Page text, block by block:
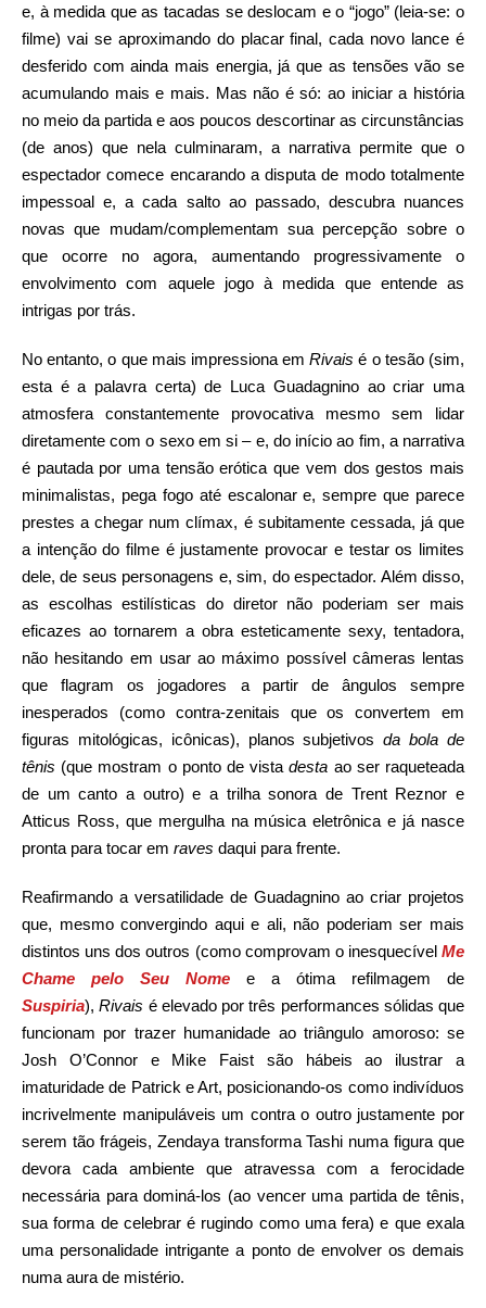
e, à medida que as tacadas se deslocam e o “jogo” (leia-se: o
filme) vai se aproximando do placar final, cada novo lance é
desferido com ainda mais energia, já que as tensões vão se
acumulando mais e mais. Mas não é só: ao iniciar a história
no meio da partida e aos poucos descortinar as circunstâncias
(de anos) que nela culminaram, a narrativa permite que o
espectador comece encarando a disputa de modo totalmente
impessoal e, a cada salto ao passado, descubra nuances
novas que mudam/complementam sua percepção sobre o
que ocorre no agora, aumentando progressivamente o
envolvimento com aquele jogo à medida que entende as
intrigas por trás.
No entanto, o que mais impressiona emRivaisé o tesão (sim,
esta é a palavra certa) de Luca Guadagnino ao criar uma
atmosfera constantemente provocativa mesmo sem lidar
diretamente com o sexo em si – e, do início ao fim, a narrativa
é pautada por uma tensão erótica que vem dos gestos mais
minimalistas, pega fogo até escalonar e, sempre que parece
prestes a chegar num clímax, é subitamente cessada, já que
a intenção do filme é justamente provocar e testar os limites
dele, de seus personagens e, sim, do espectador. Além disso,
as escolhas estilísticas do diretor não poderiam ser mais
eficazes ao tornarem a obra esteticamente sexy, tentadora,
não hesitando em usar ao máximo possível câmeras lentas
que flagram os jogadores a partir de ângulos sempre
inesperados (como contra-zenitais que os convertem em
figuras mitológicas, icônicas), planos subjetivosda bola de
tênis (que mostram o ponto de vistadesta ao ser raqueteada
de um canto a outro) e a trilha sonora de Trent Reznor e
Atticus Ross, que mergulha na música eletrônica e já nasce
pronta para tocar em raves daqui para frente.
Reafirmando a versatilidade de Guadagnino ao criar projetos
que, mesmo convergindo aqui e ali, não poderiam ser mais
distintos uns dos outros (como comprovam o inesquecível Me
Chame pelo Seu Nome e a ótima refilmagem de
Suspiria),Rivais é elevado por três performances sólidas que
funcionam por trazer humanidade ao triângulo amoroso: se
Josh O’Connor e Mike Faist são hábeis ao ilustrar a
imaturidade de Patrick e Art, posicionando-os como indivíduos
incrivelmente manipuláveis um contra o outro justamente por
serem tão frágeis, Zendaya transforma Tashi numa figura que
devora cada ambiente que atravessa com a ferocidade
necessária para dominá-los (ao vencer uma partida de tênis,
sua forma de celebrar é rugindo como uma fera) e que exala
uma personalidade intrigante a ponto de envolver os demais
numa aura de mistério.